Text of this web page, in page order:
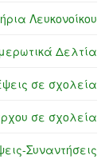
Λευκονοίκου
Δελτία
σε σχολεία
σε σχολεία
Συναντήσεις